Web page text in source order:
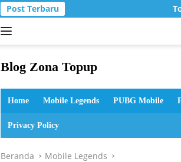
Post Terbaru
Blog Zona Topup
dan
bermain
Home Mobile Legends PUBG Mobile
Privacy Policy
Beranda Mobile Legends